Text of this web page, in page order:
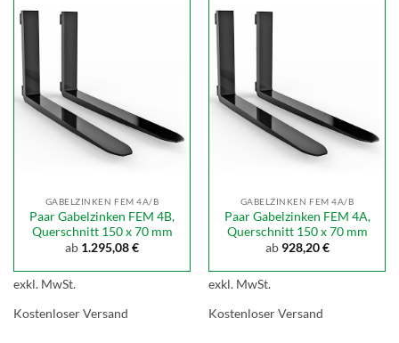
GABELZINKEN FEM 4A/B
Paar Gabelzinken FEM 4B,
Querschnitt 150 x 70 mm
ab 1.295,08€
exkl. MwSt.
Kostenloser Versand
GABELZINKEN FEM 4A/B
Paar Gabelzinken FEM 4A,
Querschnitt 150 x 70 mm
ab 928,20€
exkl. MwSt.
Kostenloser Versand